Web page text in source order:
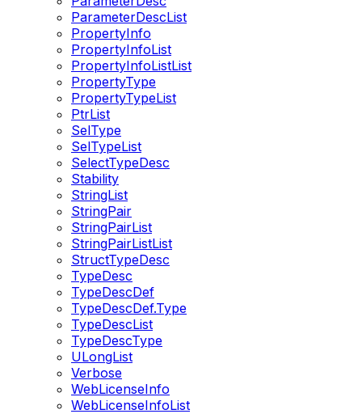
ParameterDescList
PropertyInfo
PropertyInfoList
PropertyInfoListList
PropertyType
PropertyTypeList
PtrList
SelType
SelTypeList
SelectTypeDesc
Stability
StringList
StringPair
StringPairList
StringPairListList
StructTypeDesc
TypeDesc
TypeDescDef
TypeDescDef.Type
TypeDescList
TypeDescType
ULongList
Verbose
WebLicenseInfo
WebLicenseInfoList